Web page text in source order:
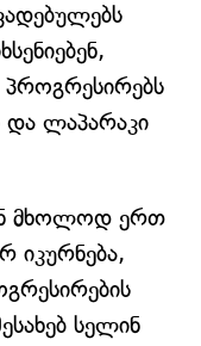
პროგრესირებს
ლაპარაკი
მხოლოდ ერთ
იკურნება,
სელინ